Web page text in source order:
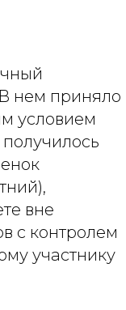
нем приняло
условием
вне
с контролем
участнику